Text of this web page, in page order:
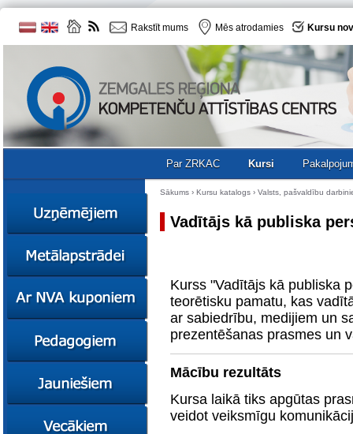
Rakstīt mums Mēs atrodamies Kursu
Par ZRKAC Kursi
uzņēmējdarbība
Resursi
Zemgales uzņēmumu
katalogs
konsultācijas
Sākums › Kursu katalogs › Valsts, pašvaldību
Vadītājs kā publiska
Kurss "Vadītājs kā publiska
teorētisku pamatu, kas
ar sabiedrību, medijiem un
prezentēšanas prasmes un
Mācību rezultāts
Kursa laikā tiks apgūtas
veidot veiksmīgu